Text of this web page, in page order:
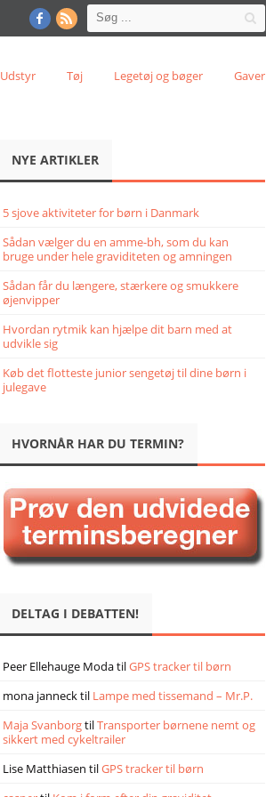
Udstyr Tøj Legetøj og bøger Gaver
NYE ARTIKLER
5 sjove aktiviteter for børn i Danmark
Sådan vælger du en amme-bh, som du kan
bruge under hele graviditeten og amningen
Sådan får du længere, stærkere og smukkere
øjenvipper
Hvordan rytmik kan hjælpe dit barn med at
udvikle sig
Køb det flotteste junior sengetøj til dine børn i
julegave
HVORNÅR HAR DU TERMIN?
DELTAG I DEBATTEN!
Peer Ellehauge ModatilGPS tracker til børn
mona jannecktil Lampe med tissemand – Mr.P.
Maja SvanborgtilTransporter børnene nemt og
sikkert med cykeltrailer
Lise Matthiasen tilGPS tracker til børn